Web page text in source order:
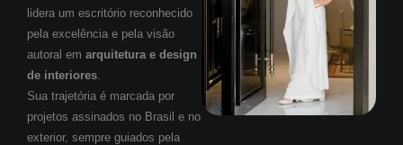
lidera um escritório reconhecido
pela excelência e pela visão
autoral em arquitetura e design
de interiores
Sua trajetória é marcada por
projetos assinados no Brasil e no
exterior, sempre guiados pela